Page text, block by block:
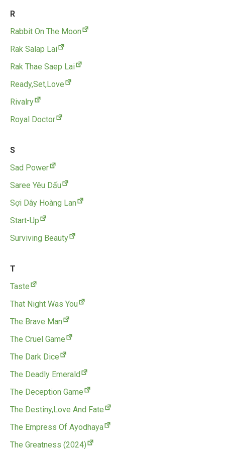
R
Rabbit On The Moon
Rak Salap Lai
Rak Thae Saep Lai
Ready,Set,Love
Rivalry
Royal Doctor
S
Sad Power
Saree Yêu Dấu
Sợi Dây Hoàng Lan
Start-Up
Surviving Beauty
T
Taste
That Night Was You
The Brave Man
The Cruel Game
The Dark Dice
The Deadly Emerald
The Deception Game
The Destiny,Love And Fate
The Empress Of Ayodhaya
The Greatness (2024)